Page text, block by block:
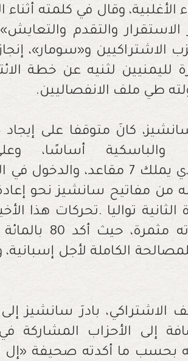
وقال في كلمته أثناء
الاستقرار والتقدم
الاشتراكيين و«سومار»،
لليمنيين لثنيه عن خطة
طي ملف الانفصاليين.
كانَ متوقفا على إيجاد
والباسكية أساسًا،
«خونتس» الكتالوني الذي يملك 7
من مفاتيح سانشيز نحو
تواليا .تحركات هذا
الحد، بل كانت
الكاملة لأجل
الاشتراكي، بادرَ سانشيز
إلى الأحزاب المشاركة
بحسب ما أكدته صحيفة «إل